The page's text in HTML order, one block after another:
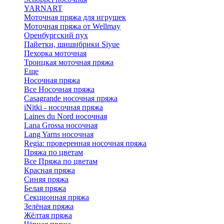
YARNART
Моточная пряжа для игрушек
Моточная пряжа от Wellmay
Оренбургский пух
Пайетки, шишибрики Siyue
Пехорка моточная
Троицкая моточная пряжа
Еще
Носочная пряжа
Все Носочная пряжа
Casagrande носочная пряжа
iNitki - носочная пряжа
Laines du Nord носочная
Lana Grossa носочная
Lang Yarns носочная
Regia: проверенная носочная пряжа
Пряжа по цветам
Все Пряжа по цветам
Красная пряжа
Синяя пряжа
Белая пряжа
Секционная пряжа
Зелёная пряжа
Жёлтая пряжа